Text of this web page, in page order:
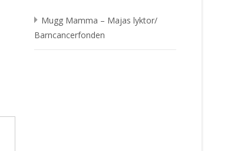
Mugg Mamma – Majas lyktor/
Barncancerfonden